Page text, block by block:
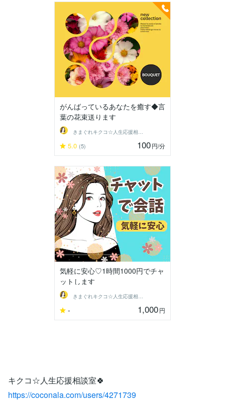
がんばっているあなたを癒す◆言
葉の花束送ります
きまぐれキクコ☆人生応援相談室
5.0 (5) 100円/分
気軽に安心♡1時間1000円でチャ
ットします
きまぐれキクコ☆人生応援相談室
- 1,000円
キクコ☆人生応援相談室🍀
https://coconala.com/users/4271739